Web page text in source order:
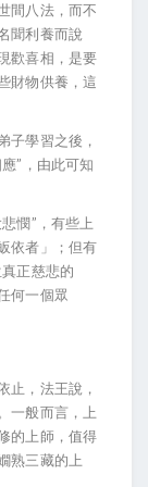
間八法，而不
聞利養而說
歡喜相，是要
財物供養，這
子學習之後，
”，由此可知
憫”，有些上
依者」；但有
正慈悲的
何一個眾
止，法王說，
一般而言，上
的上師，值得
熟三藏的上